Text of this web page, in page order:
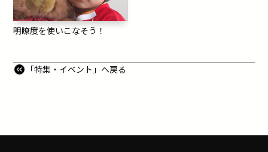
明瞭度を使いこなそう！
「特集・イベント」へ戻る